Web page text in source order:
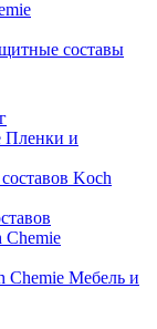
составы
Пленки и
Мебель и